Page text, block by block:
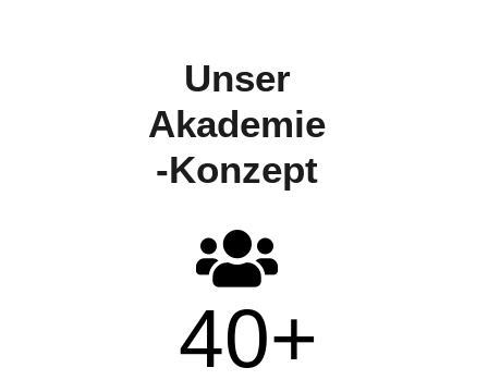
Unser
Akademie
-Konzept
40+